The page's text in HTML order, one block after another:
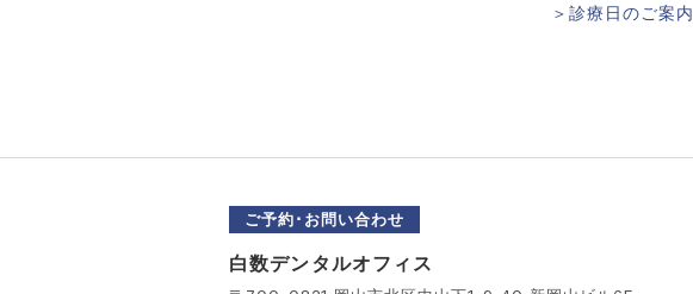
＞診療日のご案内
ご予約･お問い合わせ
白数デンタルオフィス